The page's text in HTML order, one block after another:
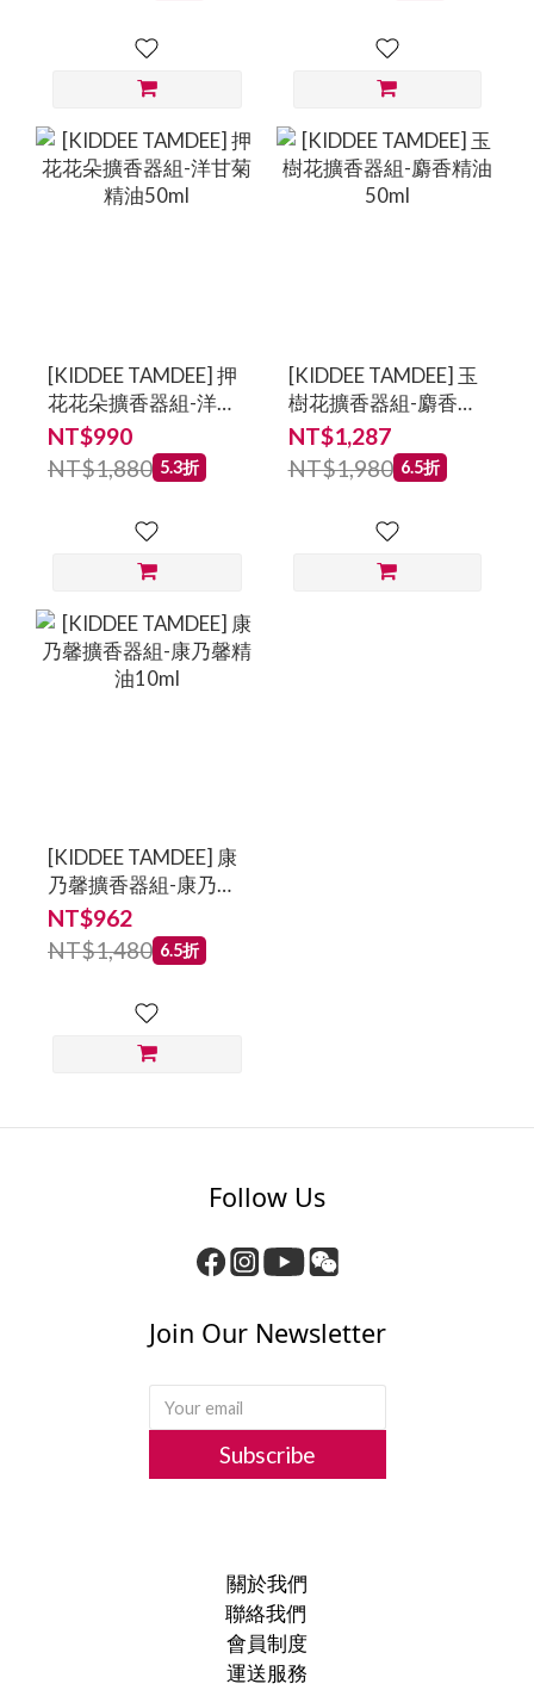
[KIDDEE TAMDEE] 押
花花朵擴香器組-洋甘
菊精油50ml
NT$990
NT$1,880 5.3折
[KIDDEE TAMDEE] 玉
樹花擴香器組-麝香精
油50ml
NT$1,287
NT$1,980 6.5折
[KIDDEE TAMDEE] 康
乃馨擴香器組-康乃馨
精油10ml
NT$962
NT$1,480 6.5折
Follow Us
Join Our Newsletter
Subscribe
關於我們
聯絡我們
會員制度
運送服務